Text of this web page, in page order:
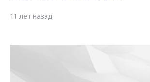
11 лет назад